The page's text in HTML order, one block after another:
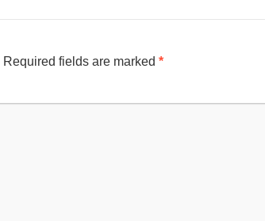
Required fields are marked *